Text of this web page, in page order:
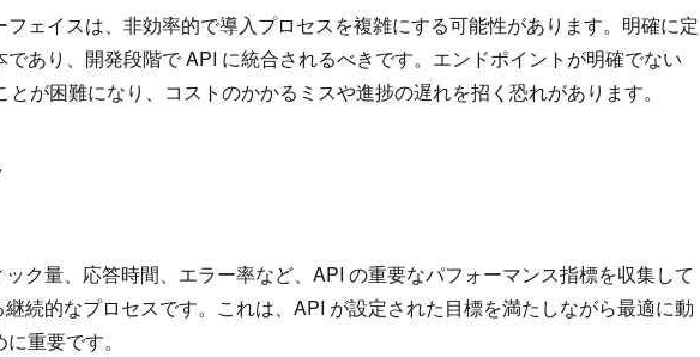
ェイスは、非効率的で導入プロセスを複雑にする可能性があります。明確に定
あり、開発段階で API に統合されるべきです。エンドポイントが明確でない
が困難になり、コストのかかるミスや進捗の遅れを招く恐れがあります。
ク量、応答時間、エラー率など、API の重要なパフォーマンス指標を収集して
続的なプロセスです。これは、API が設定された目標を満たしながら最適に動
重要です。